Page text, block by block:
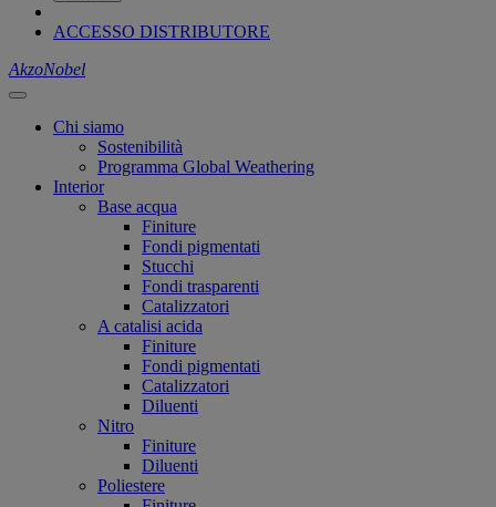
ACCESSO DISTRIBUTORE
AkzoNobel
Chi siamo
Sostenibilità
Programma Global Weathering
Interior
Base acqua
Finiture
Fondi pigmentati
Stucchi
Fondi trasparenti
Catalizzatori
A catalisi acida
Finiture
Fondi pigmentati
Catalizzatori
Diluenti
Nitro
Finiture
Diluenti
Poliestere